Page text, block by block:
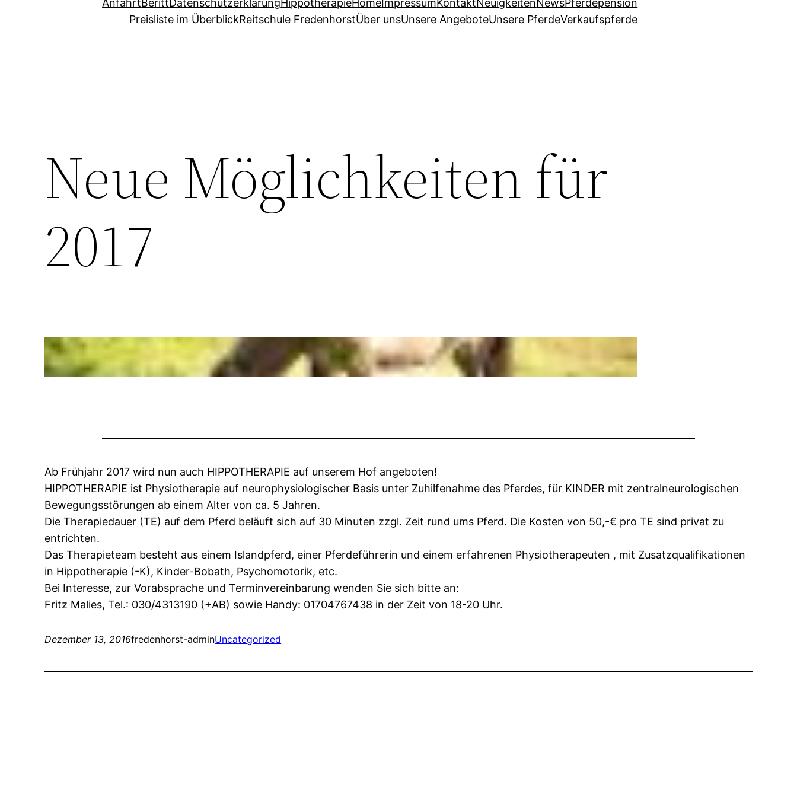
AnfahrtBerittDatenschutzerklärungHippotherapieHomeImpressumKontaktNeuigkeitenNewsPferdepension
Preisliste im ÜberblickReitschule FredenhorstÜber unsUnsere AngeboteUnsere PferdeVerkaufspferde
Neue Möglichkeiten für
2017
Ab Frühjahr 2017 wird nun auch HIPPOTHERAPIE auf unserem Hof angeboten!
HIPPOTHERAPIE ist Physiotherapie auf neurophysiologischer Basis unter Zuhilfenahme des Pferdes, für KINDER mit zentralneurologischen
Bewegungsstörungen ab einem Alter von ca. 5 Jahren.
Die Therapiedauer (TE) auf dem Pferd beläuft sich auf 30 Minuten zzgl. Zeit rund ums Pferd. Die Kosten von 50,-€ pro TE sind privat zu
entrichten.
Das Therapieteam besteht aus einem Islandpferd, einer Pferdeführerin und einem erfahrenen Physiotherapeuten , mit Zusatzqualifikationen
in Hippotherapie (-K), Kinder-Bobath, Psychomotorik, etc.
Bei Interesse, zur Vorabsprache und Terminvereinbarung wenden Sie sich bitte an:
Fritz Malies, Tel.: 030/4313190 (+AB) sowie Handy: 01704767438 in der Zeit von 18-20 Uhr.
Dezember 13, 2016fredenhorst-adminUncategorized